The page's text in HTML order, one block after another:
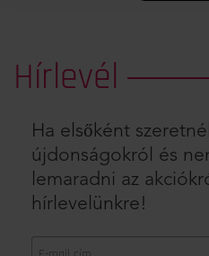
Hírlevél
Ha elsőként
újdonságokról és
lemaradni az
hírlevelünkre!